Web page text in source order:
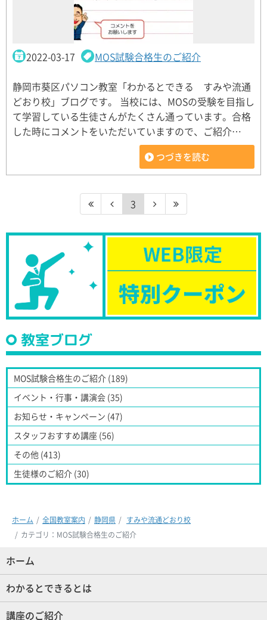
2022-03-17 MOS試験合格生のご紹介
静岡市葵区パソコン教室「わかるとできる すみや流通
どおり校」ブログです。 当校には、MOSの受験を目指し
て学習している生徒さんがたくさん通っています。合格
した時にコメントをいただいていますので、ご紹介…
つづきを読む
3
教室ブログ
MOS試験合格生のご紹介 (189)
イベント・行事・講演会 (35)
お知らせ・キャンペーン (47)
スタッフおすすめ講座 (56)
その他 (413)
生徒様のご紹介 (30)
ホーム 全国教室案内 静岡県
すみや流通どおり校
カテゴリ：MOS試験合格生のご紹介
ホーム
わかるとできるとは
講座のご紹介